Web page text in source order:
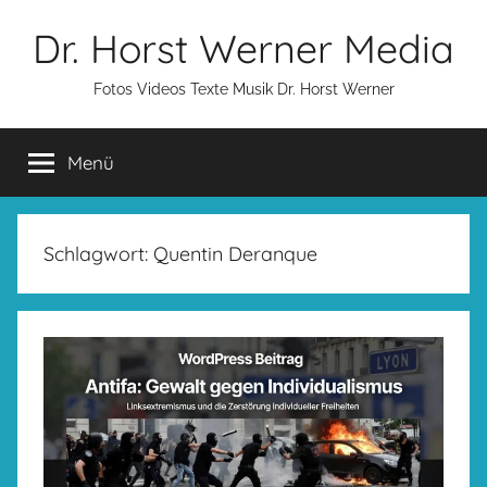
InhaltDr. Horst Werner Media
Fotos Videos Texte Musik Dr. Horst Werner
Menü
Schlagwort: Quentin Deranque